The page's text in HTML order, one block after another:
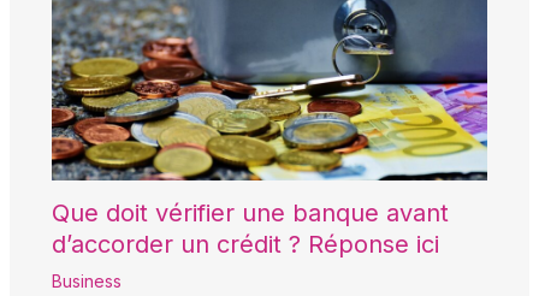
Que doit vérifier une banque avant
d’accorder un crédit ? Réponse ici
Business